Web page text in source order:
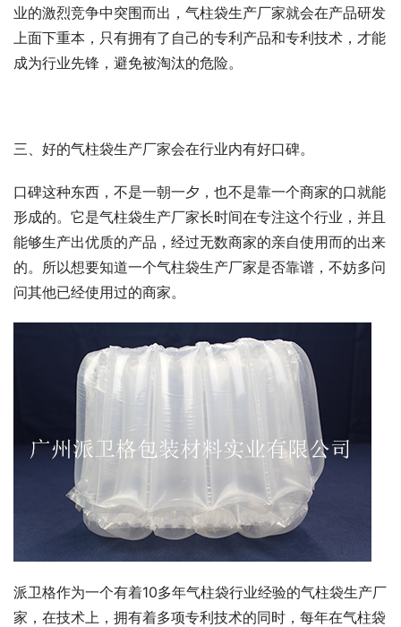
业的激烈竞争中突围而出，气柱袋生产厂家就会在产品研发
上面下重本，只有拥有了自己的专利产品和专利技术，才能
成为行业先锋，避免被淘汰的危险。
三、好的气柱袋生产厂家会在行业内有好口碑。
口碑这种东西，不是一朝一夕，也不是靠一个商家的口就能
形成的。它是气柱袋生产厂家长时间在专注这个行业，并且
能够生产出优质的产品，经过无数商家的亲自使用而的出来
的。所以想要知道一个气柱袋生产厂家是否靠谱，不妨多问
问其他已经使用过的商家。
派卫格作为一个有着10多年气柱袋行业经验的气柱袋生产厂
家，在技术上，拥有着多项专利技术的同时，每年在气柱袋